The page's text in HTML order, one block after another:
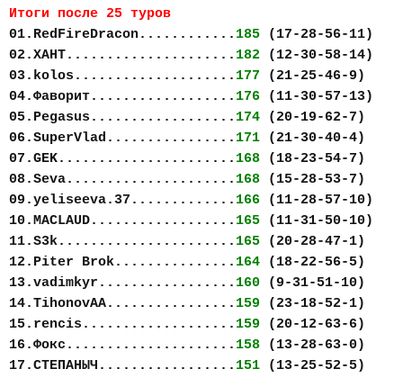
Итоги после 25 туров
01.RedFireDracon............ 185 (17-28-56-11)
02.ХАНТ..................... 182 (12-30-58-14)
03.kolos.................... 177 (21-25-46-9)
04.Фаворит.................. 176 (11-30-57-13)
05.Pegasus.................. 174 (20-19-62-7)
06.SuperVlad................ 171 (21-30-40-4)
07.GEK...................... 168 (18-23-54-7)
08.Seva..................... 168 (15-28-53-7)
09.yeliseeva.37............. 166 (11-28-57-10)
10.MACLAUD.................. 165 (11-31-50-10)
11.S3k...................... 165 (20-28-47-1)
12.Piter Brok............... 164 (18-22-56-5)
13.vadimkyr................. 160 (9-31-51-10)
14.TihonovAA................ 159 (23-18-52-1)
15.rencis................... 159 (20-12-63-6)
16.Фокс..................... 158 (13-28-63-0)
17.СТЕПАНЫЧ................. 151 (13-25-52-5)